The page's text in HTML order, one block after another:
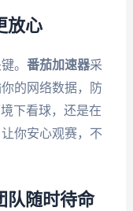
放心
。 番茄加速器采
的网络数据，防
下看球，还是在
你安心观赛，不
队随时待命